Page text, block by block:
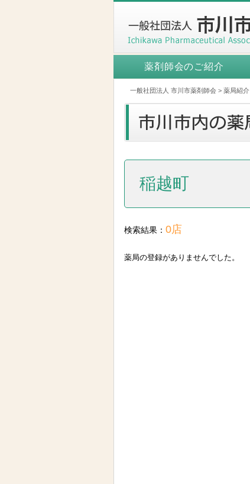
薬剤師会のご紹介
一般社団法人 市川市薬剤師会 > 薬局紹介
稲越町
検索結果： 0店
薬局の登録がありませんでした。